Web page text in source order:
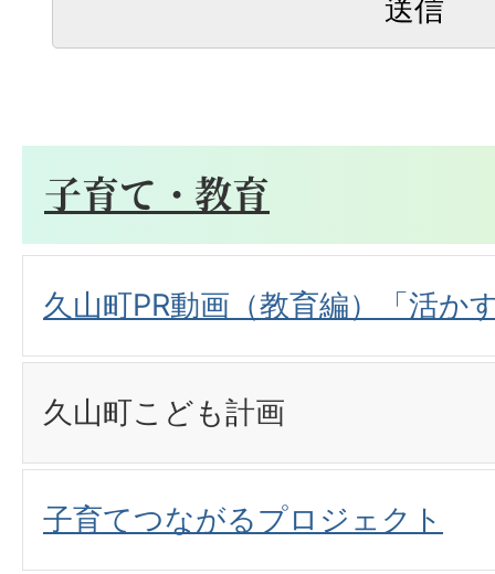
子育て・教育
久山町PR動画（教育編）「活か
久山町こども計画
子育てつながるプロジェクト